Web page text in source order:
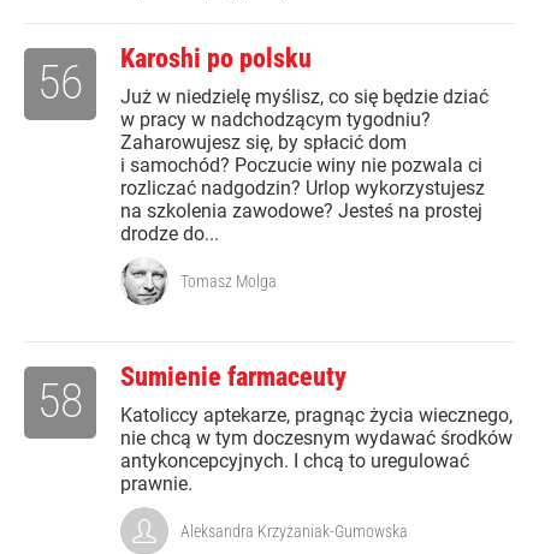
Karoshi po polsku
Już w niedzielę myślisz, co się będzie dziać
w pracy w nadchodzącym tygodniu?
Zaharowujesz się, by spłacić dom
i samochód? Poczucie winy nie pozwala ci
rozliczać nadgodzin? Urlop wykorzystujesz
na szkolenia zawodowe? Jesteś na prostej
drodze do...
56
Tomasz Molga
Sumienie farmaceuty
Katoliccy aptekarze, pragnąc życia wiecznego,
nie chcą w tym doczesnym wydawać środków
antykoncepcyjnych. I chcą to uregulować
prawnie.
58
Aleksandra Krzyżaniak-Gumowska